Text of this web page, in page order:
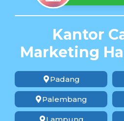
Kantor
Marketing
Padang
Palembang